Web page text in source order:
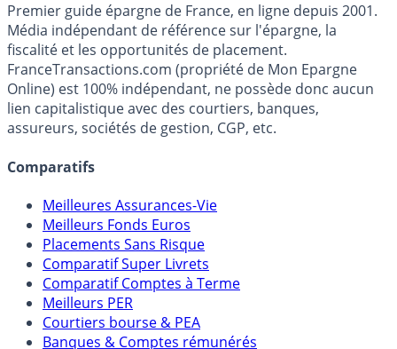
Premier guide épargne de France, en ligne depuis 2001.
Média indépendant de référence sur l'épargne, la
fiscalité et les opportunités de placement.
FranceTransactions.com (propriété de Mon Epargne
Online) est 100% indépendant, ne possède donc aucun
lien capitalistique avec des courtiers, banques,
assureurs, sociétés de gestion, CGP, etc.
Comparatifs
Meilleures Assurances-Vie
Meilleurs Fonds Euros
Placements Sans Risque
Comparatif Super Livrets
Comparatif Comptes à Terme
Meilleurs PER
Courtiers bourse & PEA
Banques & Comptes rémunérés